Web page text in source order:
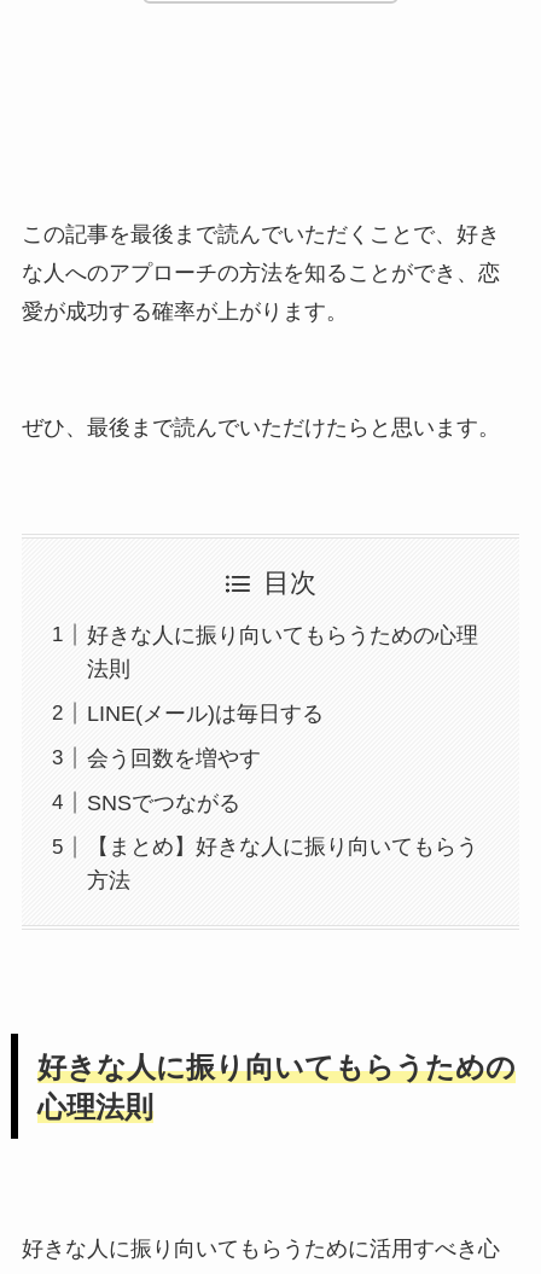
この記事を最後まで読んでいただくことで、好き
な人へのアプローチの方法を知ることができ、恋
愛が成功する確率が上がります。
ぜひ、最後まで読んでいただけたらと思います。
目次
好きな人に振り向いてもらうための心理
法則
LINE(メール)は毎日する
会う回数を増やす
SNSでつながる
【まとめ】好きな人に振り向いてもらう
方法
好きな人に振り向いてもらうための
心理法則
好きな人に振り向いてもらうために活用すべき心